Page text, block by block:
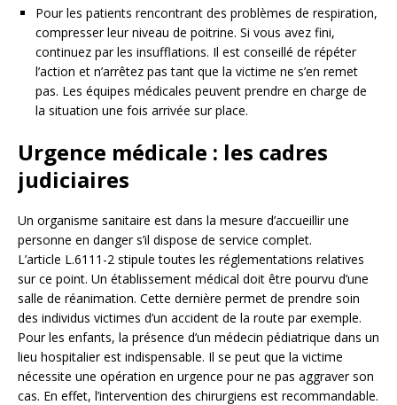
Pour les patients rencontrant des problèmes de respiration,
compresser leur niveau de poitrine. Si vous avez fini,
continuez par les insufflations. Il est conseillé de répéter
l’action et n’arrêtez pas tant que la victime ne s’en remet
pas. Les équipes médicales peuvent prendre en charge de
la situation une fois arrivée sur place.
Urgence médicale : les cadres
judiciaires
Un organisme sanitaire est dans la mesure d’accueillir une
personne en danger s’il dispose de service complet.
L’article L.6111-2 stipule toutes les réglementations relatives
sur ce point. Un établissement médical doit être pourvu d’une
salle de réanimation. Cette dernière permet de prendre soin
des individus victimes d’un accident de la route par exemple.
Pour les enfants, la présence d’un médecin pédiatrique dans un
lieu hospitalier est indispensable. Il se peut que la victime
nécessite une opération en urgence pour ne pas aggraver son
cas. En effet, l’intervention des chirurgiens est recommandable.